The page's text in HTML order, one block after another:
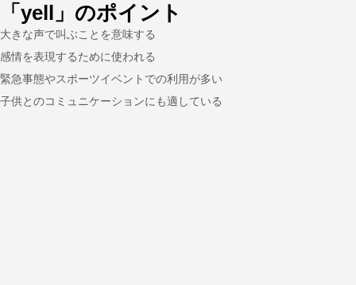
「yell」のポイント
大きな声で叫ぶことを意味する
感情を表現するために使われる
緊急事態やスポーツイベントでの利用が多い
子供とのコミュニケーションにも適している